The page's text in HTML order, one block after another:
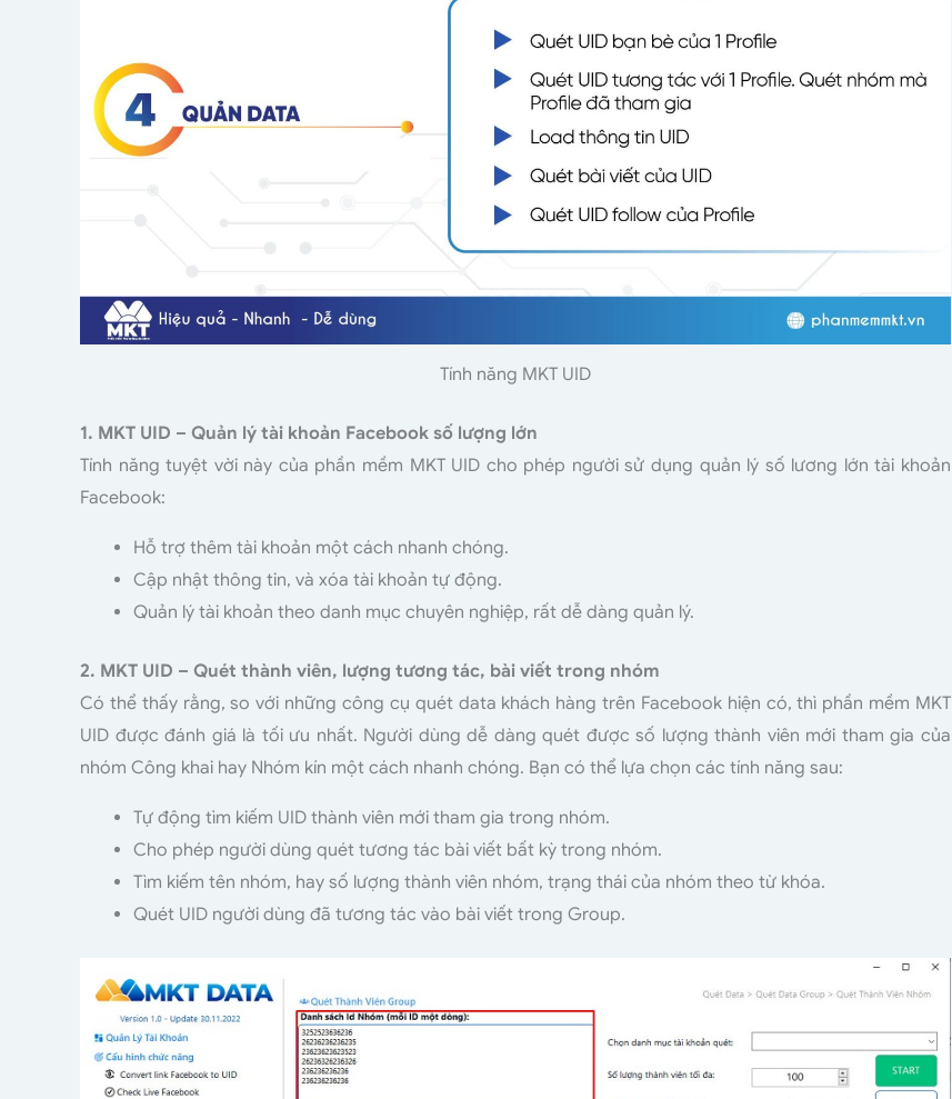
Tính năng MKT UID
1. MKT UID – Quản lý tài khoản Facebook số lượng lớn
Tính năng tuyệt vời này của phần mềm MKT UID cho phép người sử dụng quản lý số lương lớn tài khoản
Facebook:
Hỗ trợ thêm tài khoản một cách nhanh chóng.
Cập nhật thông tin, và xóa tài khoản tự động.
Quản lý tài khoản theo danh mục chuyên nghiệp, rất dễ dàng quản lý.
2. MKT UID – Quét thành viên, lượng tương tác, bài viết trong nhóm
Có thể thấy rằng, so với những công cụ quét data khách hàng trên Facebook hiện có, thì phần mềm MKT
UID được đánh giá là tối ưu nhất. Người dùng dễ dàng quét được số lượng thành viên mới tham gia của
nhóm Công khai hay Nhóm kín một cách nhanh chóng. Bạn có thể lựa chọn các tính năng sau:
Tự động tìm kiếm UID thành viên mới tham gia trong nhóm.
Cho phép người dùng quét tương tác bài viết bất kỳ trong nhóm.
Tìm kiếm tên nhóm, hay số lượng thành viên nhóm, trạng thái của nhóm theo từ khóa.
Quét UID người dùng đã tương tác vào bài viết trong Group.